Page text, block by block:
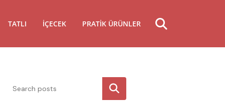
TATLI İÇECEK PRATIK ÜRÜNLER
Ara